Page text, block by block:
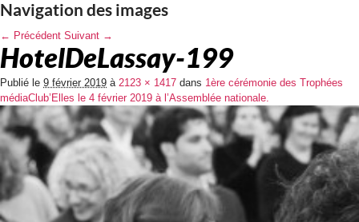
Navigation des images
← Précédent Suivant →
HotelDeLassay-199
Publié le 9 février 2019 à 2123 × 1417 dans 1ère cérémonie des Trophées
médiaClub’Elles le 4 février 2019 à l’Assemblée nationale.